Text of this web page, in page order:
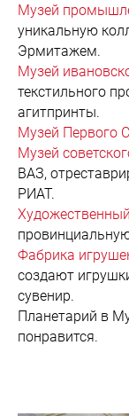
Музей
уникальную
Эрмитажем.
Музей
текстильного
агитпринты.
Музей Первого
Музей
ВАЗ,
РИАТ.
Фабрика
создают
сувенир.
Планетарий в
понравится.